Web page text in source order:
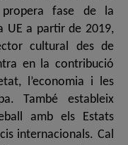
fase de la
UE a partir de 2019,
cultural des de
en la contribució
l’economia i les
També estableix
amb els Estats
internacionals. Cal